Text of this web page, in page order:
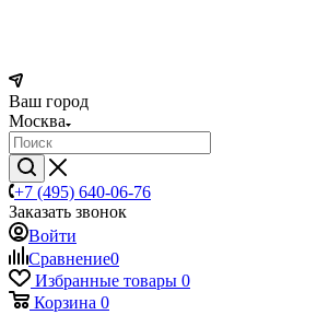
Ваш город
Москва
+7 (495) 640-06-76
Заказать звонок
Войти
Сравнение0
Избранные товары 0
Корзина 0